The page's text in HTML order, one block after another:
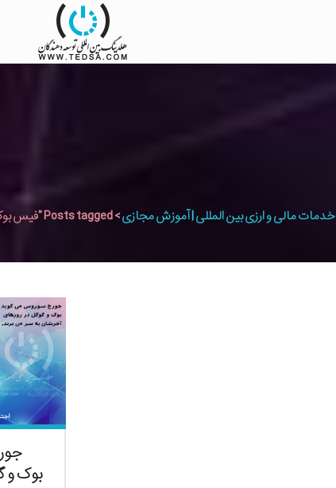
مالی و ارزی بین المللی | آموزش مجازی>Posts tagged "فیس بوک"
بوک و